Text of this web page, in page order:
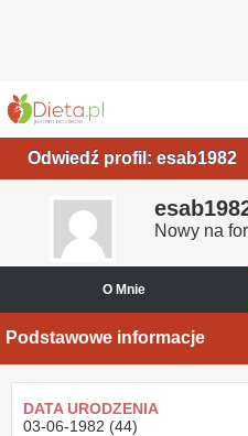
Odwiedź profil: esab1982
Nowy na
O Mnie
Podstawowe informacje
DATA URODZENIA
03-06-1982 (44)